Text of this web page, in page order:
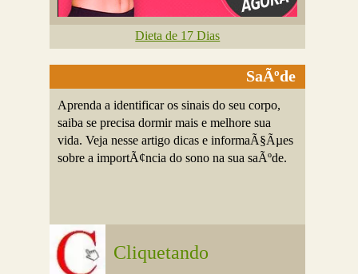
Dieta de 17 Dias
SaÃºde
Aprenda a identificar os sinais do seu corpo,
saiba se precisa dormir mais e melhore sua
vida. Veja nesse artigo dicas e informaÃ§Ãµes
sobre a importÃ¢ncia do sono na sua saÃºde.
Cliquetando